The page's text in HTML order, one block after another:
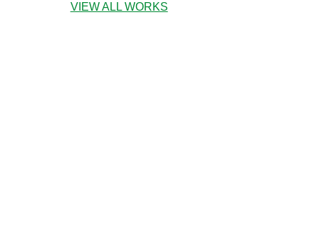
VIEW ALL WORKS